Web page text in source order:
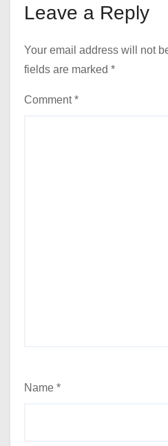
Leave a Reply
Your email address will not
fields are marked *
Comment*
Name *